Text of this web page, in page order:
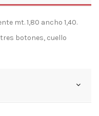
mt. 1,80 ancho 1,40.
botones, cuello